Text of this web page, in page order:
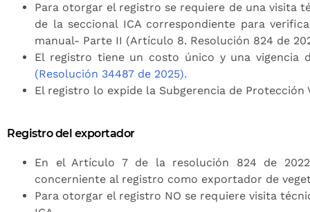
Para otorgar el registro se requiere de una visita
de la seccional ICA correspondiente para
manual- Parte II (Artículo 8. Resolución 824 de
El registro tiene un costo único y una vigencia
(Resolución 34487 de 2025).
El registro lo expide la Subgerencia de Protección
Registro del exportador
En el Artículo 7 de la resolución 824 de
concerniente al registro como exportador de
Para otorgar el registro NO se requiere visita